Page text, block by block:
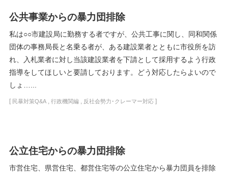
公共事業からの暴力団排除
私は○○市建設局に勤務する者ですが、公共工事に関し、同和関係
団体の事務局長と名乗る者が、ある建設業者とともに市役所を訪
れ、入札業者に対し当該建設業者を下請として採用するよう行政
指導をしてほしいと要請しております。どう対応したらよいので
しょ…...
[ 民暴対策Q&A, 行政機関編, 反社会勢力･クレーマー対応]
公立住宅からの暴力団排除
市営住宅、県営住宅、都営住宅等の公立住宅から暴力団員を排除